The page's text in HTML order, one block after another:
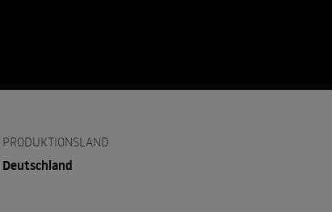
PRODUKTIONSLAND
Deutschland